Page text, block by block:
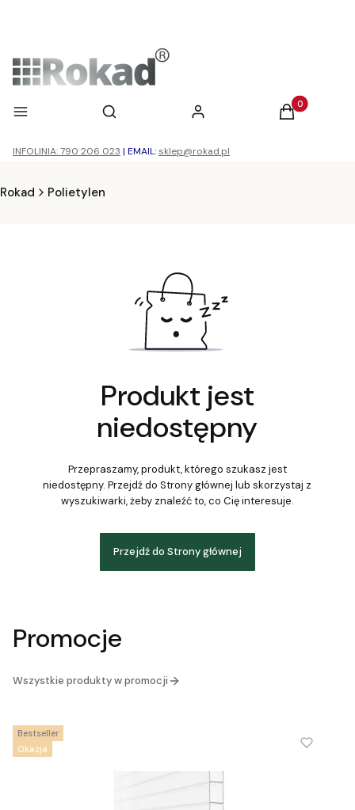
Menu Otwórz wyszukiwarkę
Szukaj Zaloguj się Produkty w
Koszyk
INFOLINIA: 790 206 023 | EMAIL: sklep@rokad.pl
Rokad Polietylen
Produkt jest
niedostępny
Przepraszamy, produkt, którego szukasz jest
niedostępny. Przejdź do Strony głównej lub skorzystaj z
wyszukiwarki, żeby znaleźć to, co Cię interesuje.
Przejdź do Strony głównej
Promocje
Wszystkie produkty w promocji
Okazja
Bestseller